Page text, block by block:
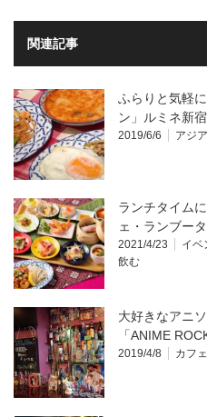
関連記事
ふらりと気軽
ン」ルミネ新
2019/6/6 アジ
ランチタイム
ェ・ランブー
2021/4/23 イベ
飲む
大好きなアニ
「ANIME
2019/4/8 カフ